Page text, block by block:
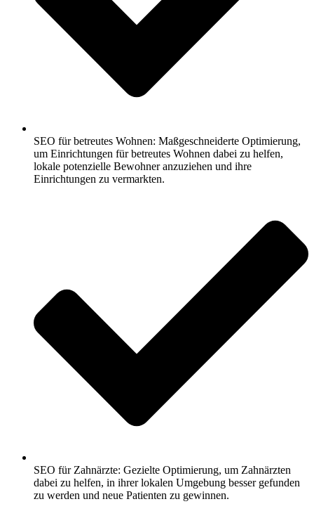
SEO für betreutes Wohnen: Maßgeschneiderte Optimierung,
um Einrichtungen für betreutes Wohnen dabei zu helfen,
lokale potenzielle Bewohner anzuziehen und ihre
Einrichtungen zu vermarkten.
SEO für Zahnärzte: Gezielte Optimierung, um Zahnärzten
dabei zu helfen, in ihrer lokalen Umgebung besser gefunden
zu werden und neue Patienten zu gewinnen.